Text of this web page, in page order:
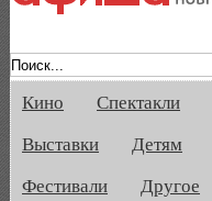
Кино Спектакли
Выставки
Детям
Фестивали
Другое